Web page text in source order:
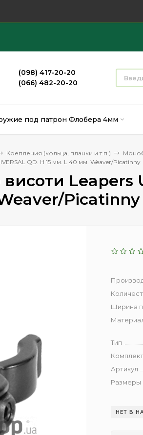
(098) 417-20-20
(066) 482-20-20
под патрон Флобера 4мм
Крепления (кольца, планки и т.п.)
QD. H 15 мм. L 40 мм. Weaver/Picatinny
Leapers
Picatinny
Ширина
Тип
Комплект
Артикул
Размеры
НЕТ В